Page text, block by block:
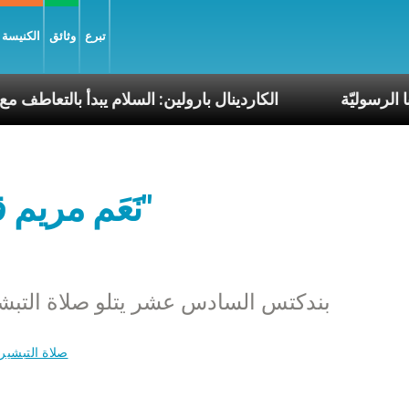
وثائق تبرع
الكاردينال بارولين: السلام رحلات البابا الرسوليّة
"نَعَم مريم قربت السماء إلى الأرض"
بندكتس السادس عشر يتلو صلاة
صلاة